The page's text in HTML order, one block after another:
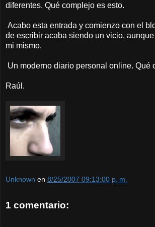
diferentes. Qué complejo es esto.
Acabo esta entrada y comienzo con el
de escribir acaba siendo un vicio,
mi mismo.
Un moderno diario personal online. Qué
Raúl.
Unknown en 8/25/2007 09:13:00 p. m.
1 comentario: